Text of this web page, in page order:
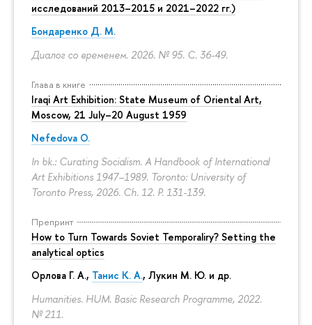
исследований 2013–2015 и 2021–2022 гг.)
Бондаренко Д. М.
Диалог со временем. 2026. № 95. С. 36-49.
Глава в книге
Iraqi Art Exhibition: State Museum of Oriental Art,
Moscow, 21 July–20 August 1959
Nefedova O.
In bk.: Curating Socialism. A Handbook of International
Art Exhibitions 1947–1989. Toronto: University of
Toronto Press, 2026. Ch. 12. P. 131-139.
Препринт
How to Turn Towards Soviet Temporaliry? Setting the
analytical optics
Орлова Г. А., Танис К. А., Лукин М. Ю. и др.
Humanities. HUM. Basic Research Programme, 2022.
№ 211.